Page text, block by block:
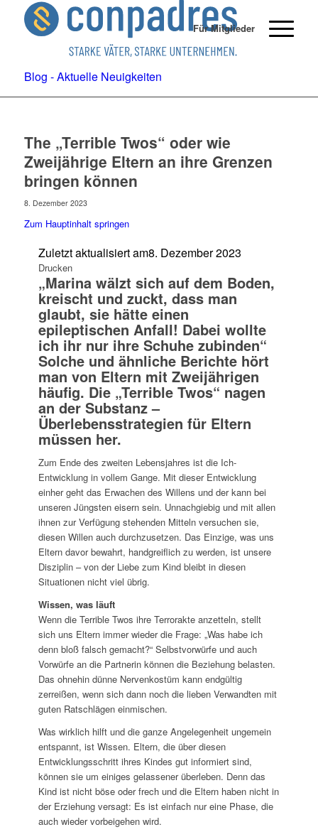
Für Mitglieder
Blog - Aktuelle Neuigkeiten
The „Terrible Twos“ oder wie
Zweijährige Eltern an ihre Grenzen
bringen können
8. Dezember 2023
Zum Hauptinhalt springen
Zuletzt aktualisiert am8. Dezember 2023
Drucken
„Marina wälzt sich auf dem Boden,
kreischt und zuckt, dass man
glaubt, sie hätte einen
epileptischen Anfall! Dabei wollte
ich ihr nur ihre Schuhe zubinden“
Solche und ähnliche Berichte hört
man von Eltern mit Zweijährigen
häufig. Die „Terrible Twos“ nagen
an der Substanz –
Überlebensstrategien für Eltern
müssen her.
Zum Ende des zweiten Lebensjahres ist die Ich-
Entwicklung in vollem Gange. Mit dieser Entwicklung
einher geht das Erwachen des Willens und der kann bei
unseren Jüngsten eisern sein. Unnachgiebig und mit allen
ihnen zur Verfügung stehenden Mitteln versuchen sie,
diesen Willen auch durchzusetzen. Das Einzige, was uns
Eltern davor bewahrt, handgreiflich zu werden, ist unsere
Disziplin – von der Liebe zum Kind bleibt in diesen
Situationen nicht viel übrig.
Wissen, was läuft
Wenn die Terrible Twos ihre Terrorakte anzetteln, stellt
sich uns Eltern immer wieder die Frage: „Was habe ich
denn bloß falsch gemacht?“ Selbstvorwürfe und auch
Vorwürfe an die Partnerin können die Beziehung belasten.
Das ohnehin dünne Nervenkostüm kann endgültig
zerreißen, wenn sich dann noch die lieben Verwandten mit
guten Ratschlägen einmischen.
Was wirklich hilft und die ganze Angelegenheit ungemein
entspannt, ist Wissen. Eltern, die über diesen
Entwicklungsschritt ihres Kindes gut informiert sind,
können sie um einiges gelassener überleben. Denn das
Kind ist nicht böse oder frech und die Eltern haben nicht in
der Erziehung versagt: Es ist einfach nur eine Phase, die
auch wieder vorbeigehen wird.